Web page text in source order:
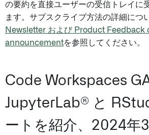
の要約を直接ユーザーの受信トレイに
ます。サブスクライブ方法の詳細につ
Newsletter および Product Feedback
announcementを参照してください。
Code Workspaces
JupyterLab® と
ートを紹介、2024年